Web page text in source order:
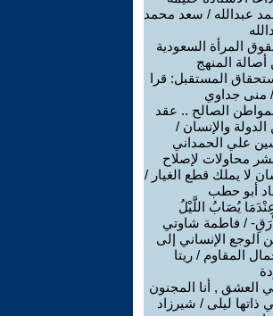
عبدالله / سعد محمد
المرأة السعودية
أصالة المنهج
المستقبل: قرا
منى جداوي
الصالح .. عقد
الدولة والإنسان /
علي الحمداني
محاولات لإصلاح
لا يملك قطع الغيار /
أبو حطب
يُصَابُ اللَّيْلُ
/ فاطمة شاوتي
الوجع الإنساني إلى
المقاوم / ريتا
العشق , أنا المجنون
ذاتها ليلى / شيرزاد